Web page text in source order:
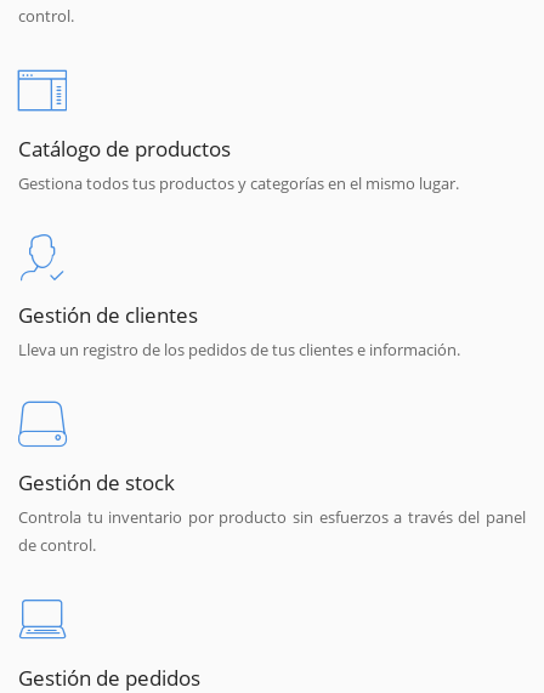
control.
Catálogo de productos
Gestiona todos tus productos y categorías en el mismo lugar.
Gestión de clientes
Lleva un registro de los pedidos de tus clientes e información.
Gestión de stock
Controla tu inventario por producto sin esfuerzos a través del panel
de control.
Gestión de pedidos